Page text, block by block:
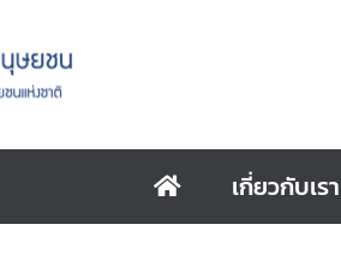
เกี่ยวกับเรา